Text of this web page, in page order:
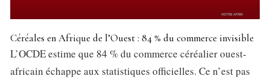
Céréales en Afrique de l’Ouest : 84 % du commerce invisible
L’OCDE estime que 84 % du commerce céréalier ouest-
africain échappe aux statistiques officielles. Ce n’est pas